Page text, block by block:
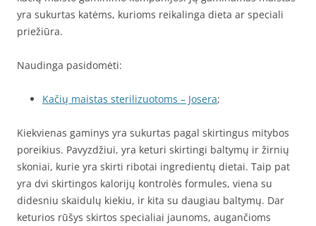
yra sukurtas katėms, kurioms reikalinga dieta ar speciali
priežiūra.
Naudinga pasidomėti:
Kačių maistas sterilizuotoms – Josera;
Kiekvienas gaminys yra sukurtas pagal skirtingus mitybos
poreikius. Pavyzdžiui, yra keturi skirtingi baltymų ir žirnių
skoniai, kurie yra skirti ribotai ingredientų dietai. Taip pat
yra dvi skirtingos kalorijų kontrolės formules, viena su
didesniu skaidulų kiekiu, ir kita su daugiau baltymų. Dar
keturios rūšys skirtos specialiai jaunoms, augančioms